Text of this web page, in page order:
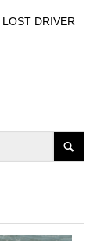
DRIVER